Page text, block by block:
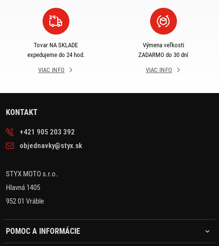
Tovar NA SKLADE
expedujeme do 24 hod.
VIAC INFO
Výmena veľkosti
ZADARMO do 30 dní
VIAC INFO
KONTAKT
+421 905 203 392
objednavky@styx.sk
STYX MOTO s.r.o.
Hlavná 1405
952 01 Vráble
POMOC A INFORMÁCIE